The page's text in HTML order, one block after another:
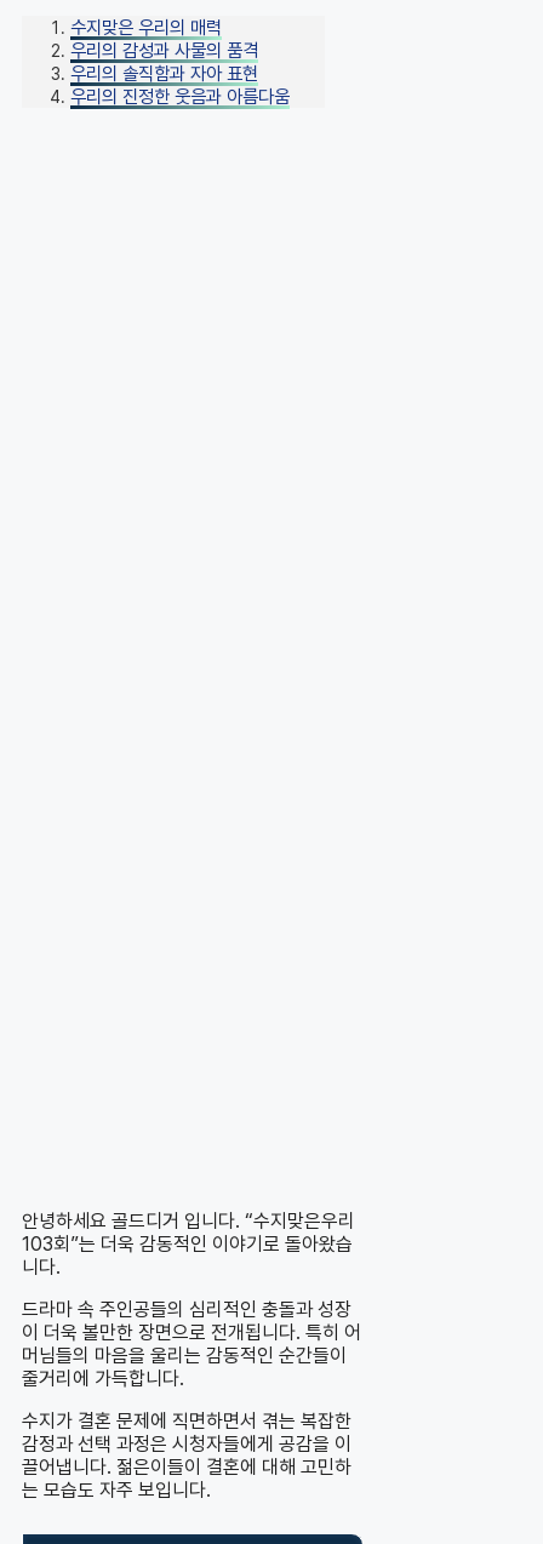
수지맞은 우리의 매력
우리의 감성과 사물의 품격
우리의 솔직함과 자아 표현
우리의 진정한 웃음과 아름다움
안녕하세요 골드디거 입니다. “수지맞은우리
103회”는 더욱 감동적인 이야기로 돌아왔습
니다.
드라마 속 주인공들의 심리적인 충돌과 성장
이 더욱 볼만한 장면으로 전개됩니다. 특히 어
머님들의 마음을 울리는 감동적인 순간들이
줄거리에 가득합니다.
수지가 결혼 문제에 직면하면서 겪는 복잡한
감정과 선택 과정은 시청자들에게 공감을 이
끌어냅니다. 젊은이들이 결혼에 대해 고민하
는 모습도 자주 보입니다.